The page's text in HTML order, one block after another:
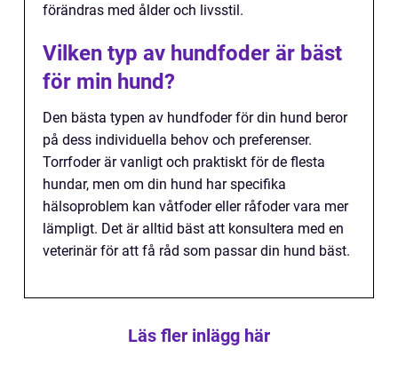
förändras med ålder och livsstil.
Vilken typ av hundfoder är bäst
för min hund?
Den bästa typen av hundfoder för din hund beror
på dess individuella behov och preferenser.
Torrfoder är vanligt och praktiskt för de flesta
hundar, men om din hund har specifika
hälsoproblem kan våtfoder eller råfoder vara mer
lämpligt. Det är alltid bäst att konsultera med en
veterinär för att få råd som passar din hund bäst.
Läs fler inlägg här